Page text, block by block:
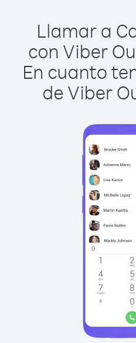
Llamar a
con Viber
En cuanto
de Viber